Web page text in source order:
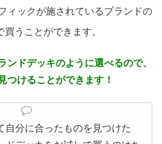
ィックが施されているブランドの
買うことができます。
ンドデッキのように選べるので、
つけることができます！
自分に合ったものを見つけた